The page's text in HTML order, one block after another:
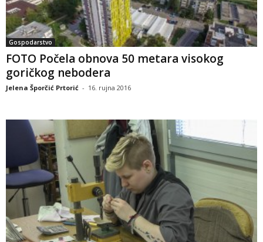
Gospodarstvo
FOTO Počela obnova 50 metara visokog
goričkog nebodera
Jelena Šporčić Prtorić - 16. rujna 2016